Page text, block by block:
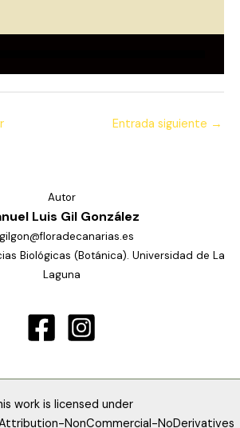
Entrada siguiente →
Autor
Luis Gil González
Biológicas (Botánica). Universidad de La
Laguna
work is licensed under
NonCommercial-NoDerivatives